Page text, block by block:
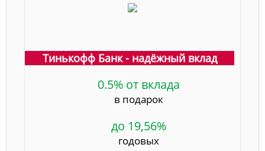
Тинькофф Банк - надёжный вклад
0.5% от вклада
в подарок
до 19,56%
годовых